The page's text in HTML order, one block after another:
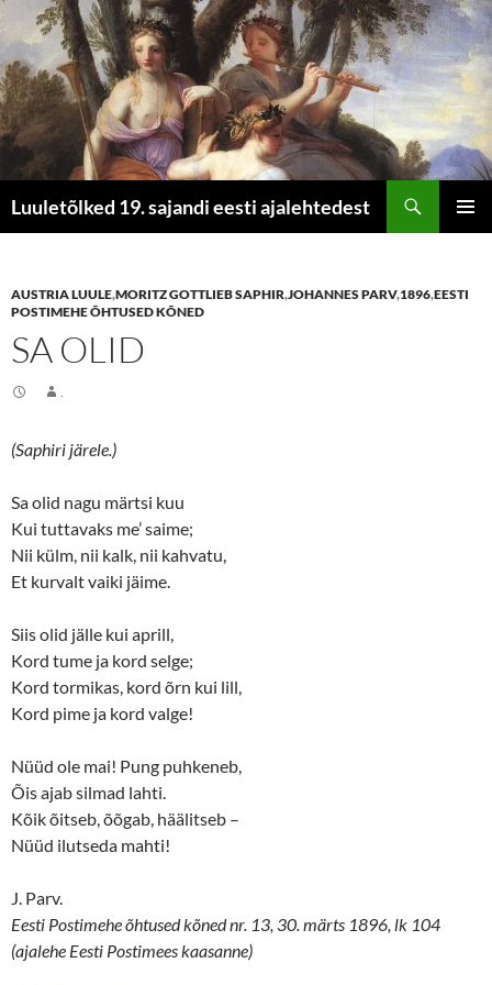
Luuletõlked 19. sajandi eesti ajalehtedest
AUSTRIA LUULE,MORITZ GOTTLIEB SAPHIR,JOHANNES PARV,1896,EESTI
POSTIMEHE ÕHTUSED KÕNED
SA OLID
(Saphiri järele.)
Sa olid nagu märtsi kuu
Kui tuttavaks me’ saime;
Nii külm, nii kalk, nii kahvatu,
Et kurvalt vaiki jäime.
Siis olid jälle kui aprill,
Kord tume ja kord selge;
Kord tormikas, kord õrn kui lill,
Kord pime ja kord valge!
Nüüd ole mai! Pung puhkeneb,
Õis ajab silmad lahti.
Kõik õitseb, õõgab, häälitseb –
Nüüd ilutseda mahti!
J. Parv.
Eesti Postimehe õhtused kõned nr. 13, 30. märts 1896, lk 104
(ajalehe Eesti Postimees kaasanne)